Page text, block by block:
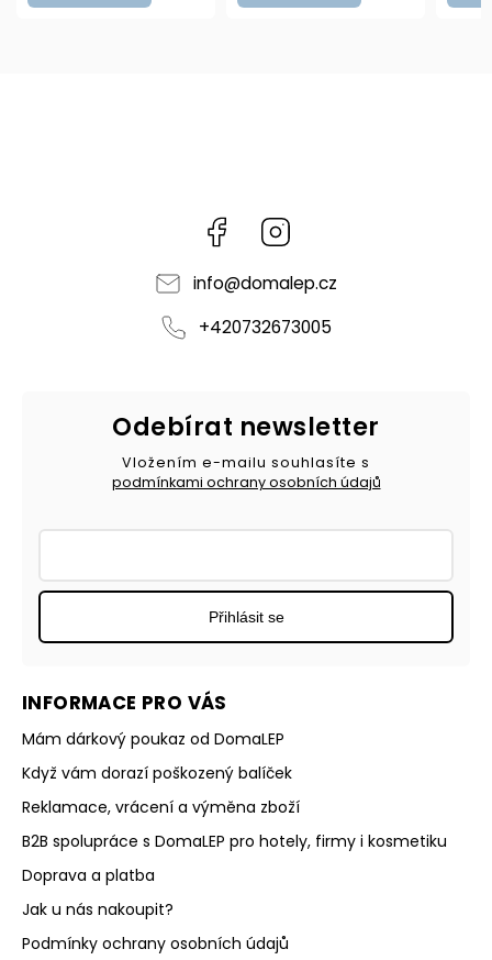
Facebook
info@domalep.cz
+420732673005
INFORMACE PRO VÁS
Mám dárkový poukaz od DomaLEP
Když vám dorazí poškozený balíček
Reklamace, vrácení a výměna zboží
B2B spolupráce s DomaLEP pro hotely, firmy i kosmetiku
Doprava a platba
Jak u nás nakoupit?
Podmínky ochrany osobních údajů
Odebírat newsletter
Vložením e-mailu souhlasíte s
podmínkami ochrany osobních údajů
Přihlásit se